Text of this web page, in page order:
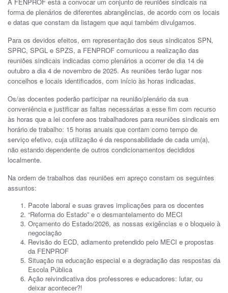
forma de plenários de diferentes abrangências, de acordo com os locais
e datas que constam da listagem que aqui também divulgamos.
Para os devidos efeitos, em representação dos seus sindicatos SPN,
SPRC, SPGL e SPZS, a FENPROF comunicou a realização das
reuniões sindicais indicadas como plenários a ocorrer de dia 14 de
outubro a dia 4 de novembro de 2025. As reuniões terão lugar nos
concelhos e locais identificados, com início às horas indicadas.
Os/as docentes poderão participar na reunião/plenário da sua
conveniência e justificar as faltas necessárias a esse fim com recurso
às horas que a lei confere aos trabalhadores para reuniões sindicais em
horário de trabalho: 15 horas anuais que contam como tempo de
serviço efetivo, cuja utilização é da responsabilidade de cada um(a),
não estando dependente de outros condicionamentos decididos
localmente.
Na ordem de trabalhos das reuniões em apreço constam os seguintes
assuntos:
Pacote laboral e suas graves implicações para os docentes
“Reforma do Estado” e o desmantelamento do MECI
Orçamento do Estado/2026, as nossas exigências e o bloqueio à
negociação
Revisão do ECD, adiamento pretendido pelo MECI e propostas
da FENPROF
Situação na educação especial e a degradação das respostas da
Escola Pública
Ação reivindicativa dos professores e educadores: lutar, ou
deixar acontecer?!